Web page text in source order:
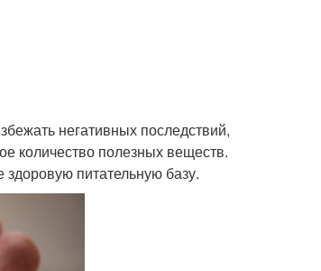
негативных последствий,
количество полезных веществ.
здоровую питательную базу.